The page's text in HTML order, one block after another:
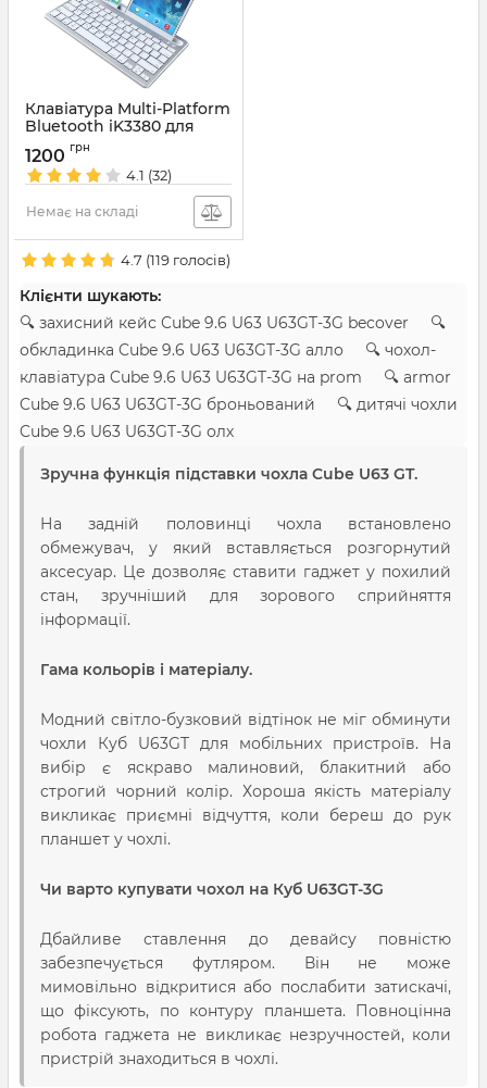
Клавіатура Multi-Platform
Bluetooth iK3380 для
планшета смартфона
Артикул: 4362
1200 грн
4.1 (32)
Немає на складі
4.7 (119 голосів)
Клієнти шукають:
🔍 захисний кейс Cube 9.6 U63 U63GT-3G becover 🔍
обкладинка Cube 9.6 U63 U63GT-3G алло 🔍 чохол-
клавіатура Cube 9.6 U63 U63GT-3G на prom 🔍 armor
Cube 9.6 U63 U63GT-3G броньований 🔍 дитячі чохли
Cube 9.6 U63 U63GT-3G олх
Зручна функція підставки чохла Cube U63 GT.
На задній половинці чохла встановлено
обмежувач, у який вставляється розгорнутий
аксесуар. Це дозволяє ставити гаджет у похилий
стан, зручніший для зорового сприйняття
інформації.
Гама кольорів і матеріалу.
Модний світло-бузковий відтінок не міг обминути
чохли Куб U63GT для мобільних пристроїв. На
вибір є яскраво малиновий, блакитний або
строгий чорний колір. Хороша якість матеріалу
викликає приємні відчуття, коли береш до рук
планшет у чохлі.
Чи варто купувати чохол на Куб U63GT-3G
Дбайливе ставлення до девайсу повністю
забезпечується футляром. Він не може
мимовільно відкритися або послабити затискачі,
що фіксують, по контуру планшета. Повноцінна
робота гаджета не викликає незручностей, коли
пристрій знаходиться в чохлі.